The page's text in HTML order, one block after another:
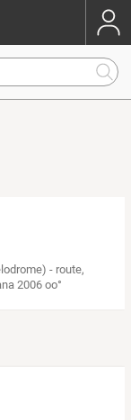
- route,
2006 oo°